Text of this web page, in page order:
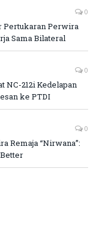
0
Pertukaran Perwira
Sama Bilateral
0
NC-212i Kedelapan
ke PTDI
0
Remaja “Nirwana”: